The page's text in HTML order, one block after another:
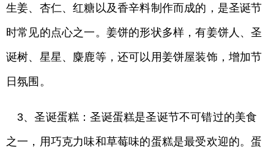
生姜、杏仁、红糖以及香辛料制作而成的，是圣诞节
时常见的点心之一。姜饼的形状多样，有姜饼人、圣
诞树、星星、麋鹿等，还可以用姜饼屋装饰，增加节
日氛围。
3、圣诞蛋糕：圣诞蛋糕是圣诞节不可错过的美食
之一，用巧克力味和草莓味的蛋糕是最受欢迎的。蛋